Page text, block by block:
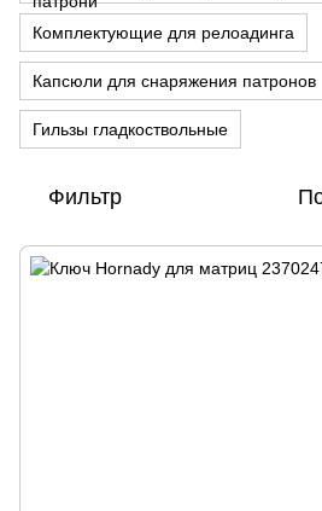
Комплектующие для релоадинга
Капсюли для снаряжения патронов
Гильзы гладкоствольные
Фильтр